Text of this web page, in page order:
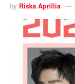
by Riska Aprillia